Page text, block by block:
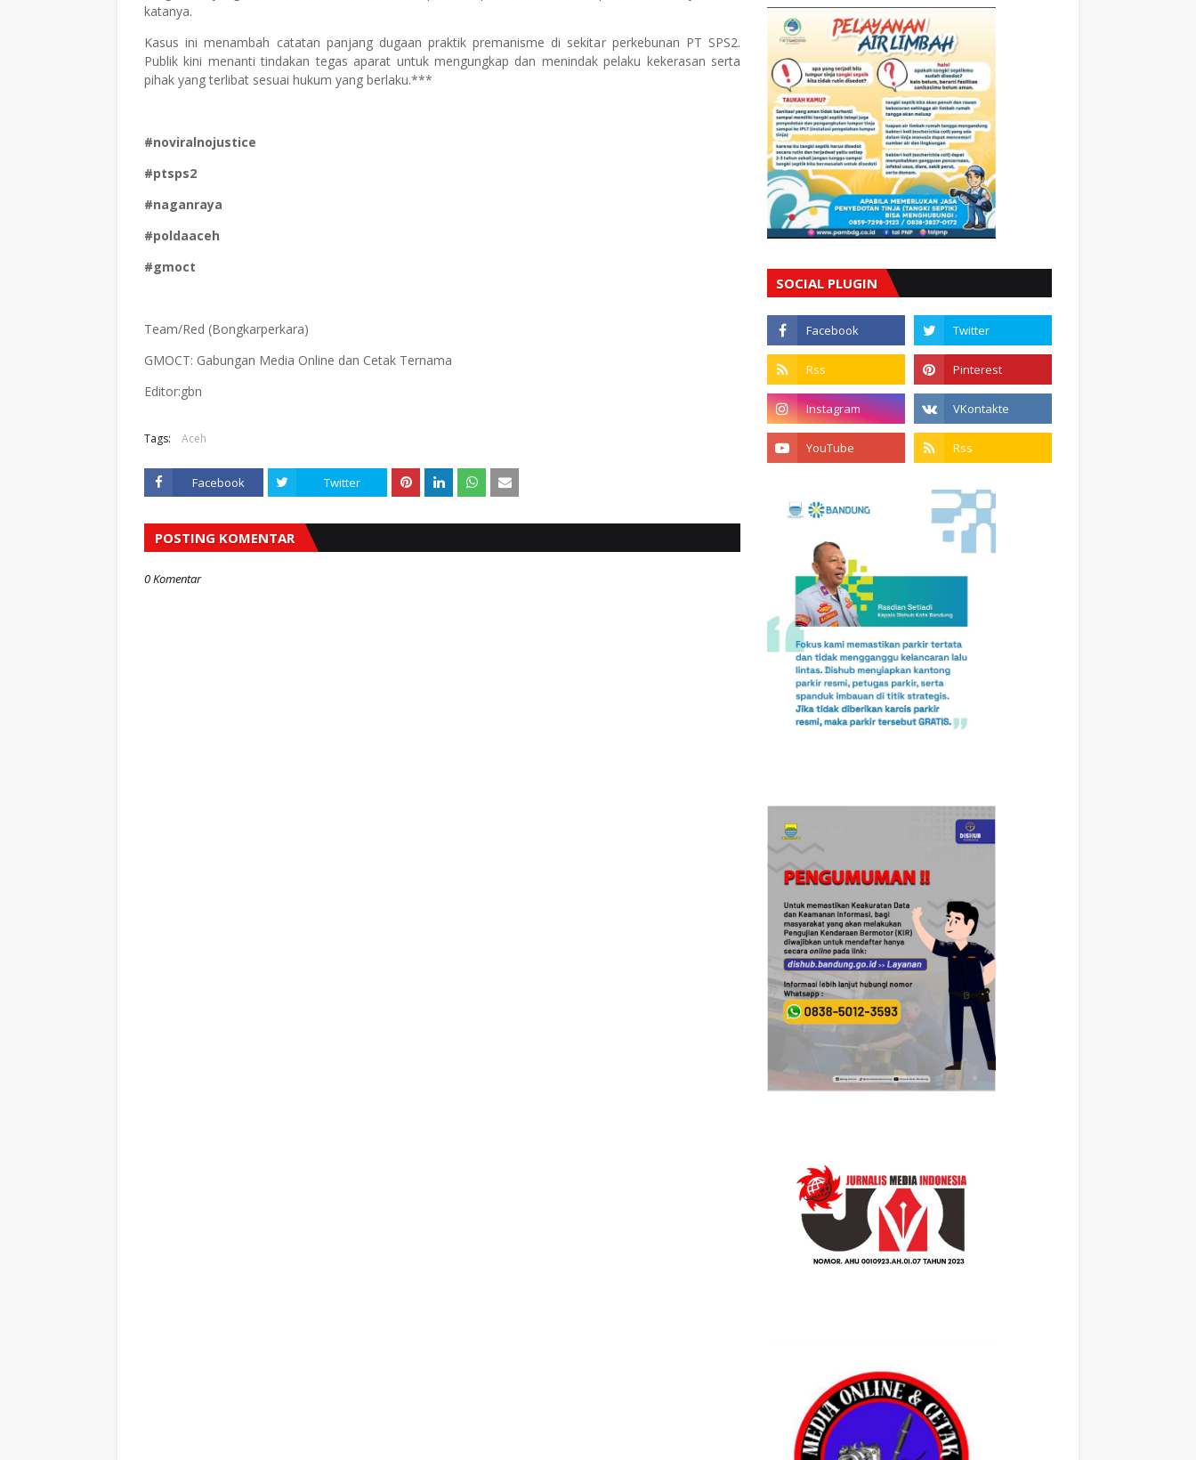
katanya.
Kasus ini menambah catatan panjang dugaan praktik premanisme di sekitar perkebunan PT SPS2.
Publik kini menanti tindakan tegas aparat untuk mengungkap dan menindak pelaku kekerasan serta
pihak yang terlibat sesuai hukum yang berlaku.***
#noviralnojustice
#ptsps2
#naganraya
#poldaaceh
#gmoct
Team/Red (Bongkarperkara)
GMOCT: Gabungan Media Online dan Cetak Ternama
Editor:gbn
Tags: Aceh
Facebook Twitter
POSTING KOMENTAR
0 Komentar
SOCIAL PLUGIN